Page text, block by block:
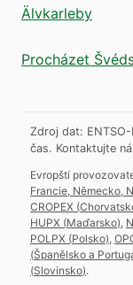
Älvkarleby
Procházet
Zdroj dat:
čas. Kontaktujte
Evropští
Francie, Německo,
CROPEX (
HUPX (Maďarsko)
POLPX (Polsko)
(Španělsko a
(Slovinsko).